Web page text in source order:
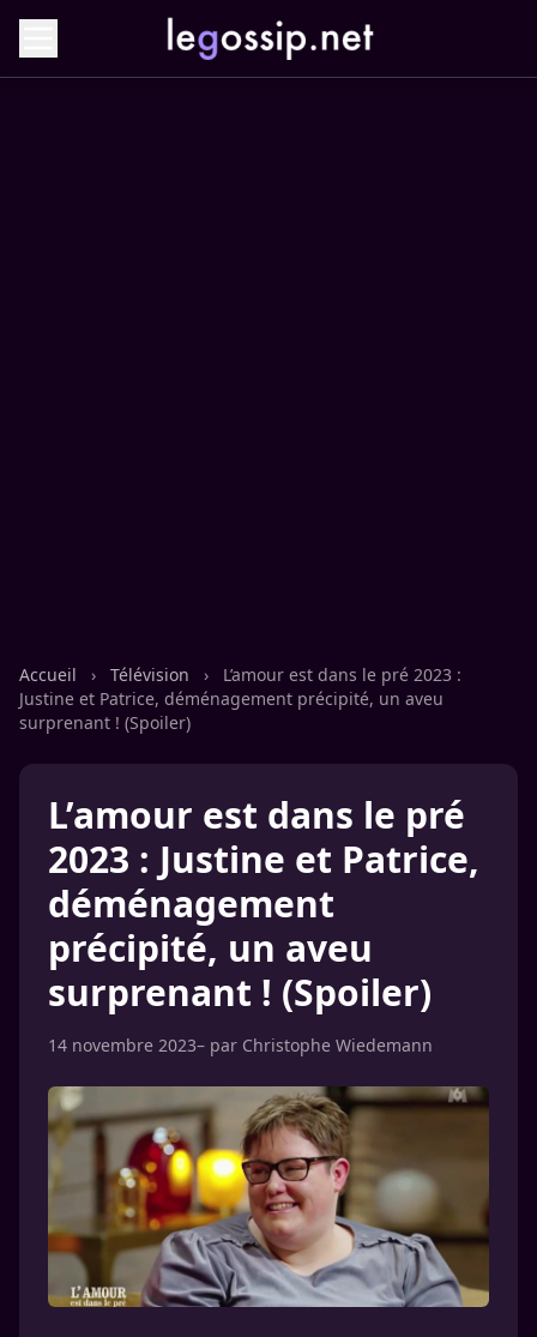
Accueil › Télévision ›
L’amour est dans le pré 2023 :
Justine et Patrice, déménagement précipité, un aveu
surprenant ! (Spoiler)
L’amour est dans le pré
2023 : Justine et Patrice,
déménagement
précipité, un aveu
surprenant ! (Spoiler)
14 novembre 2023– par Christophe Wiedemann